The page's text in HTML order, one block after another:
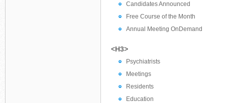
Candidates Announced
Free Course of the Month
Annual Meeting OnDemand
<H3>
Psychiatrists
Meetings
Residents
Education